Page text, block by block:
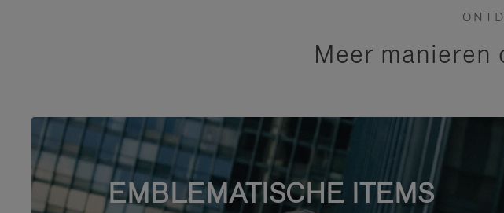
Meer manieren
EMBLEMATISCHE ITEMS